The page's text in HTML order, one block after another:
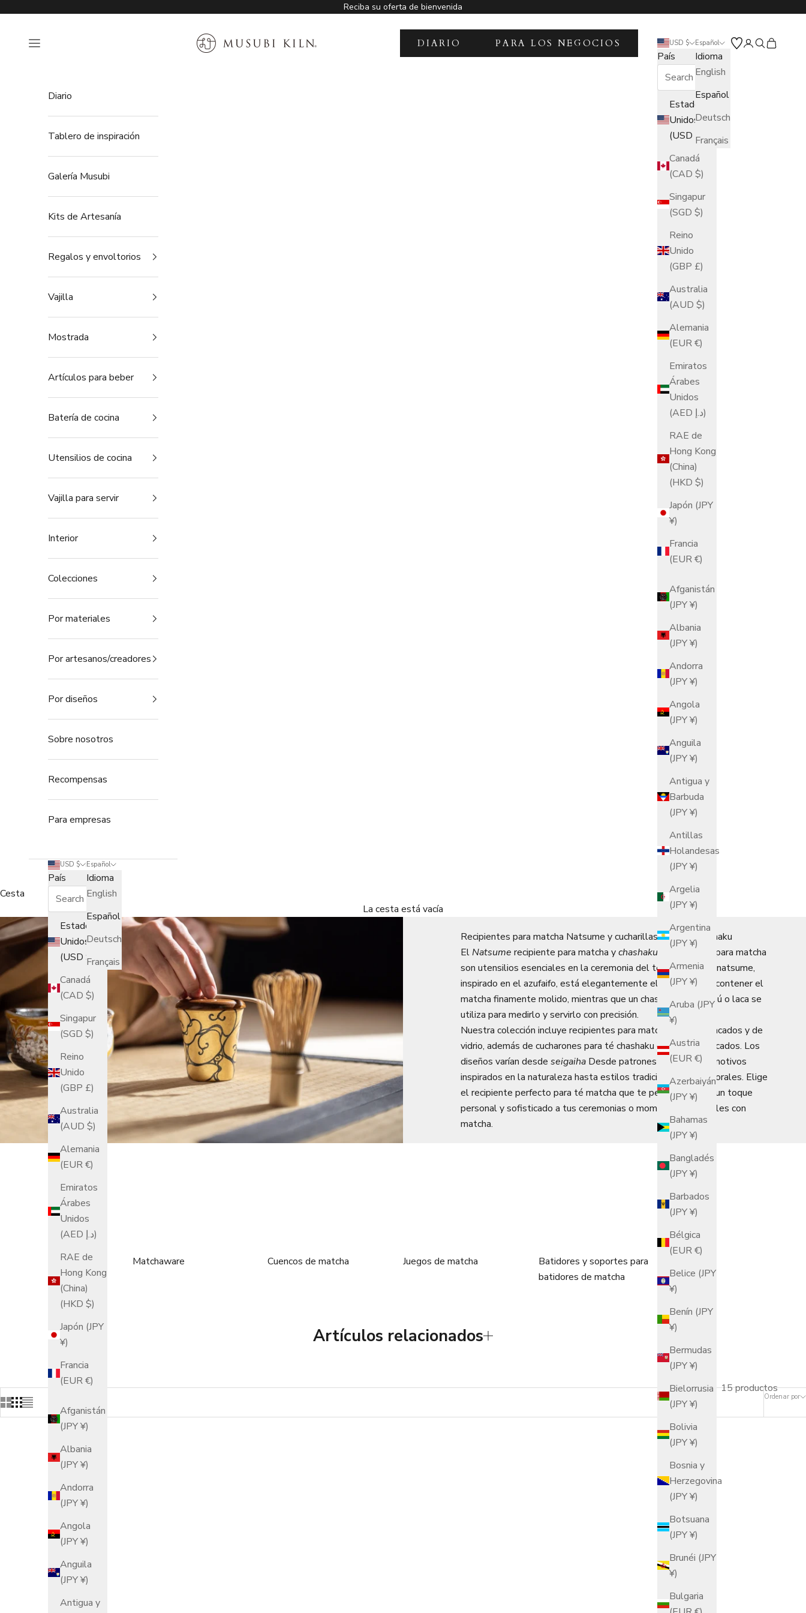
Reciba su oferta de bienvenida
MUSUBI KILN
Abrir menú de navegación USD $
País
Estados
Unidos
(USD $)
Canadá
(CAD $)
Singapur
(SGD $)
Reino
Unido
(GBP £)
Australia
(AUD $)
Alemania
(EUR €)
Emiratos
Árabes
Unidos
(AED د.إ)
RAE de
Hong Kong
(China)
(HKD $)
Japón (JPY
¥)
Francia
(EUR €)
Afganistán
(JPY ¥)
Albania
(JPY ¥)
Andorra
(JPY ¥)
Angola
(JPY ¥)
Anguila
(JPY ¥)
Antigua y
Barbuda
(JPY ¥)
Antillas
Holandesas
(JPY ¥)
Argelia
(JPY ¥)
Argentina
(JPY ¥)
Armenia
(JPY ¥)
Aruba (JPY
¥)
Austria
(EUR €)
Azerbaiyán
(JPY ¥)
Bahamas
(JPY ¥)
Bangladés
(JPY ¥)
Barbados
(JPY ¥)
Bélgica
(EUR €)
Belice (JPY
¥)
Benín (JPY
¥)
Bermudas
(JPY ¥)
Bielorrusia
(JPY ¥)
Bolivia
(JPY ¥)
Bosnia y
Herzegovina
(JPY ¥)
Botsuana
(JPY ¥)
Brunéi (JPY
¥)
Bulgaria
Español
Idioma
English
Español
Deutsch
Français
Abrir página
AbrirAbrir
DIARIO PARA LOS NEGOCIOS
Diario
Tablero de inspiración
Galería Musubi
Kits de Artesanía
Regalos y envoltorios
Vajilla
Mostrada
Artículos para beber
Batería de cocina
Utensilios de cocina
Vajilla para servir
Interior
Colecciones
Por materiales
Por artesanos/creadores
Por diseños
Sobre nosotros
Recompensas
Para empresas
USD $
País
Estados
Unidos
(USD $)
Canadá
(CAD $)
Singapur
(SGD $)
Reino
Unido
(GBP £)
Australia
(AUD $)
Alemania
(EUR €)
Emiratos
Árabes
Unidos
(AED د.إ)
RAE de
Hong Kong
(China)
(HKD $)
Japón (JPY
¥)
Francia
(EUR €)
Afganistán
(JPY ¥)
Albania
(JPY ¥)
Andorra
(JPY ¥)
Angola
(JPY ¥)
Anguila
(JPY ¥)
Antigua y
Español
Idioma
English
Español
Deutsch
Français
Cesta
La cesta está vacía
Recipientes para matcha Natsume y cucharillas para té Chashaku
ElNatsume recipiente para matcha ychashaku Las cucharas para matcha
son utensilios esenciales en la ceremonia del té japonesa. El natsume,
inspirado en el azufaifo, está elegantemente elaborado para contener el
matcha finamente molido, mientras que un chashaku de bambú o laca se
utiliza para medirlo y servirlo con precisión.
Nuestra colección incluye recipientes para matcha natsume lacados y de
vidrio, además de cucharones para té chashaku de bambú y lacados. Los
diseños varían desde seigaiha Desde patrones ondulados y motivos
inspirados en la naturaleza hasta estilos tradicionales atemporales. Elige
el recipiente perfecto para té matcha que te permitirá añadir un toque
personal y sofisticado a tus ceremonias o momentos especiales con
matcha.
Matchaware Cuencos de matcha Juegos de matcha
Batidores y soportes para
batidores de matcha
Artículos relacionados
Ordenar por
15 productos